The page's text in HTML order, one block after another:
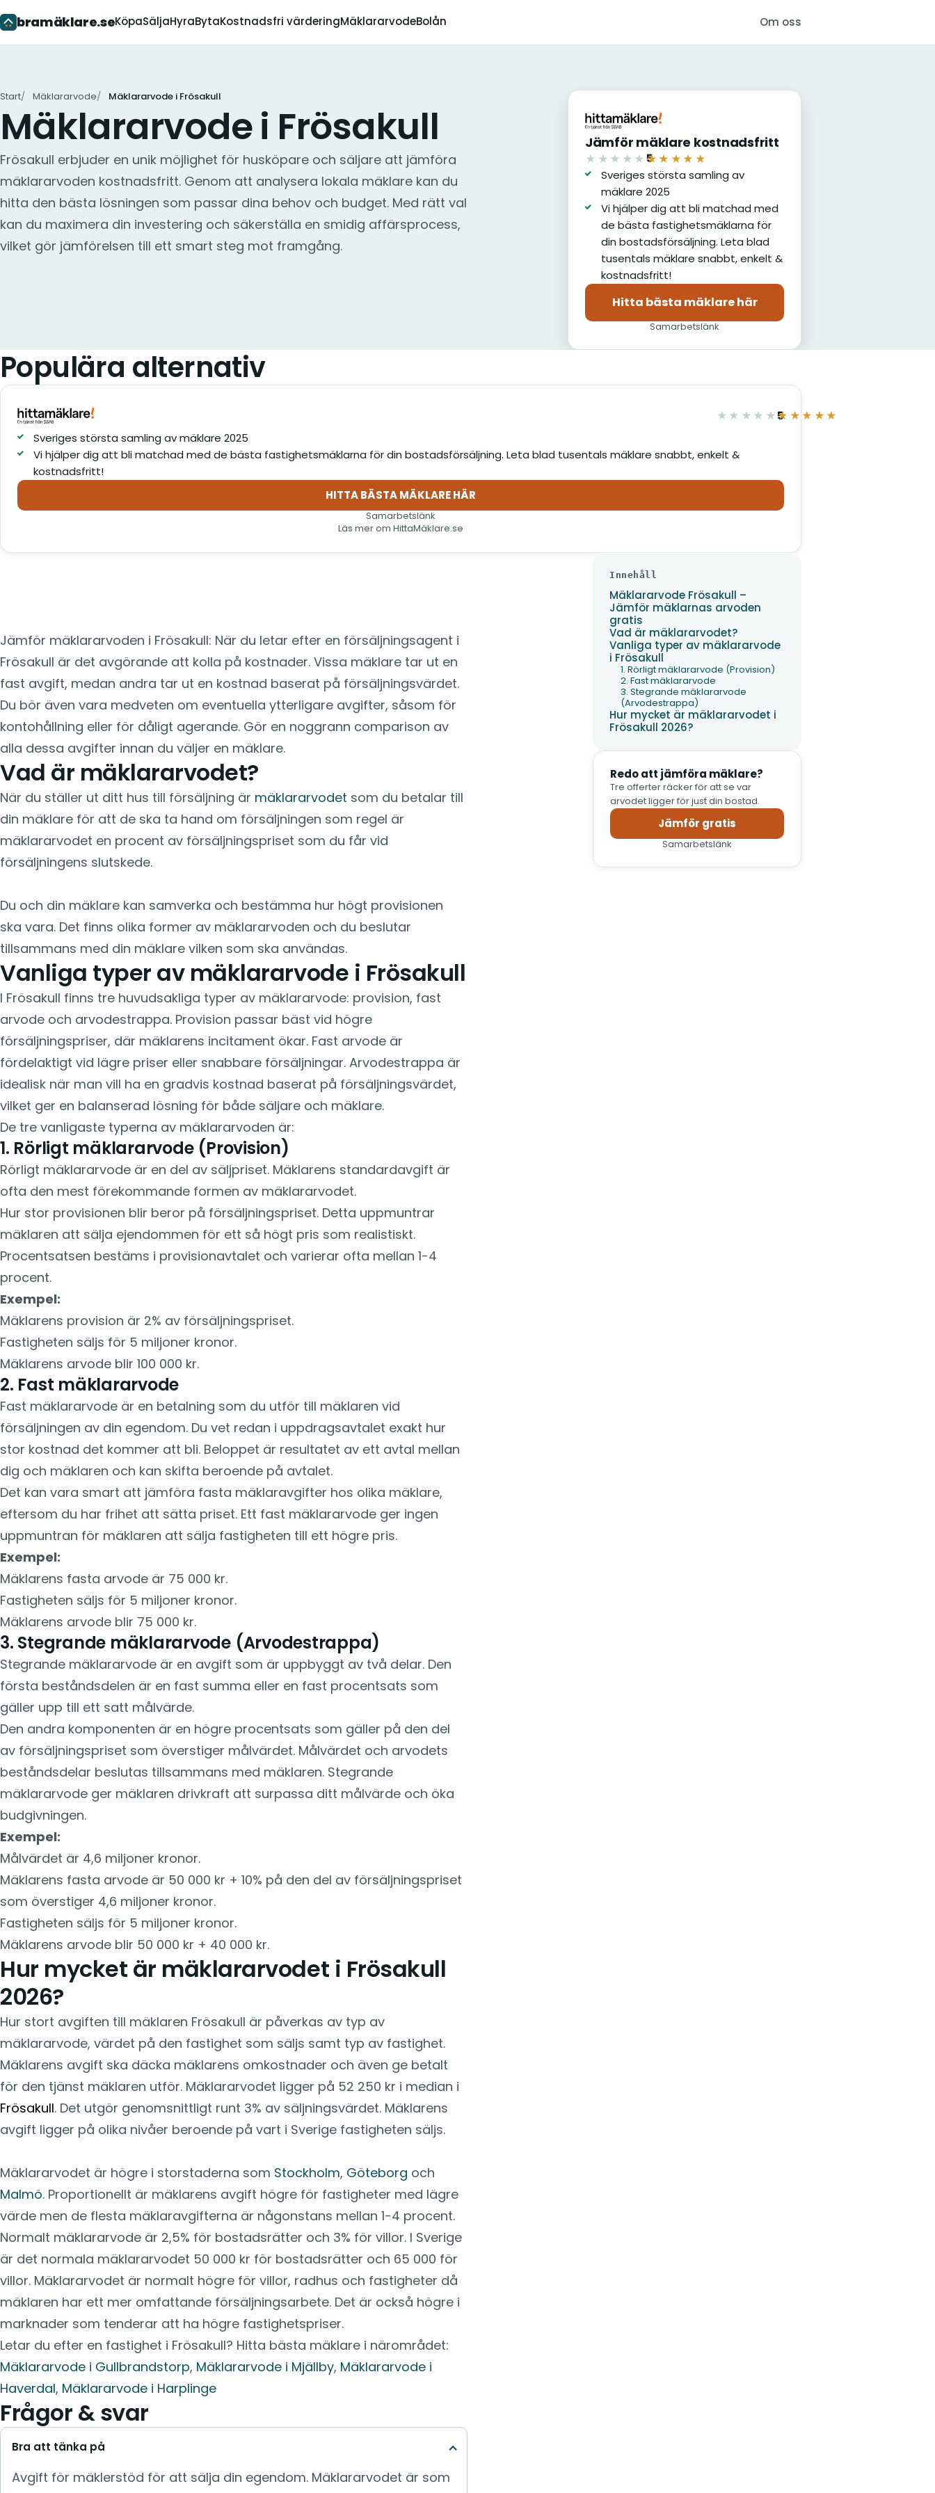
bramäklare.seKöpaSäljaHyraBytaKostnadsfri värderingMäklararvodeBolån Om oss
Start Mäklararvode Mäklararvode i Frösakull
Mäklararvode i Frösakull
Frösakull erbjuder en unik möjlighet för husköpare och säljare att jämföra
mäklararvoden kostnadsfritt. Genom att analysera lokala mäklare kan du
hitta den bästa lösningen som passar dina behov och budget. Med rätt val
kan du maximera din investering och säkerställa en smidig affärsprocess,
vilket gör jämförelsen till ett smart steg mot framgång.
Jämför mäklare kostnadsfritt
★★★★★ ★★★★★
5
av 5
Sveriges största samling av
mäklare 2025
Vi hjälper dig att bli matchad med
de bästa fastighetsmäklarna för
din bostadsförsäljning. Leta blad
tusentals mäklare snabbt, enkelt &
kostnadsfritt!
Hitta bästa mäklare här
(öppnas i nytt fönster)
Samarbetslänk
Populära alternativ
★★★★★★★★★★
5
av 5
Sveriges största samling av mäklare 2025
Vi hjälper dig att bli matchad med de bästa fastighetsmäklarna för din bostadsförsäljning. Leta blad tusentals mäklare snabbt, enkelt &
kostnadsfritt!
HITTA BÄSTA MÄKLARE HÄR
(öppnas i nytt fönster)
Samarbetslänk
Läs mer om HittaMäklare.se
Jämför mäklararvoden i Frösakull: När du letar efter en försäljningsagent i
Frösakull är det avgörande att kolla på kostnader. Vissa mäklare tar ut en
fast avgift, medan andra tar ut en kostnad baserat på försäljningsvärdet.
Du bör även vara medveten om eventuella ytterligare avgifter, såsom för
kontohållning eller för dåligt agerande. Gör en noggrann comparison av
alla dessa avgifter innan du väljer en mäklare.
Vad är mäklararvodet?
När du ställer ut ditt hus till försäljning är mäklararvodet som du betalar till
din mäklare för att de ska ta hand om försäljningen som regel är
mäklararvodet en procent av försäljningspriset som du får vid
försäljningens slutskede.
Du och din mäklare kan samverka och bestämma hur högt provisionen
ska vara. Det finns olika former av mäklararvoden och du beslutar
tillsammans med din mäklare vilken som ska användas.
Vanliga typer av mäklararvode i Frösakull
I Frösakull finns tre huvudsakliga typer av mäklararvode: provision, fast
arvode och arvodestrappa. Provision passar bäst vid högre
försäljningspriser, där mäklarens incitament ökar. Fast arvode är
fördelaktigt vid lägre priser eller snabbare försäljningar. Arvodestrappa är
idealisk när man vill ha en gradvis kostnad baserat på försäljningsvärdet,
vilket ger en balanserad lösning för både säljare och mäklare.
De tre vanligaste typerna av mäklararvoden är:
1. Rörligt mäklararvode (Provision)
Rörligt mäklararvode är en del av säljpriset. Mäklarens standardavgift är
ofta den mest förekommande formen av mäklararvodet.
Hur stor provisionen blir beror på försäljningspriset. Detta uppmuntrar
mäklaren att sälja ejendommen för ett så högt pris som realistiskt.
Procentsatsen bestäms i provisionavtalet och varierar ofta mellan 1-4
procent.
Exempel:
Mäklarens provision är 2% av försäljningspriset.
Fastigheten säljs för 5 miljoner kronor.
Mäklarens arvode blir 100 000 kr.
2. Fast mäklararvode
Fast mäklararvode är en betalning som du utför till mäklaren vid
försäljningen av din egendom. Du vet redan i uppdragsavtalet exakt hur
stor kostnad det kommer att bli. Beloppet är resultatet av ett avtal mellan
dig och mäklaren och kan skifta beroende på avtalet.
Det kan vara smart att jämföra fasta mäklaravgifter hos olika mäklare,
eftersom du har frihet att sätta priset. Ett fast mäklararvode ger ingen
uppmuntran för mäklaren att sälja fastigheten till ett högre pris.
Exempel:
Mäklarens fasta arvode är 75 000 kr.
Fastigheten säljs för 5 miljoner kronor.
Mäklarens arvode blir 75 000 kr.
3. Stegrande mäklararvode (Arvodestrappa)
Stegrande mäklararvode är en avgift som är uppbyggt av två delar. Den
första beståndsdelen är en fast summa eller en fast procentsats som
gäller upp till ett satt målvärde.
Den andra komponenten är en högre procentsats som gäller på den del
av försäljningspriset som överstiger målvärdet. Målvärdet och arvodets
beståndsdelar beslutas tillsammans med mäklaren. Stegrande
mäklararvode ger mäklaren drivkraft att surpassa ditt målvärde och öka
budgivningen.
Exempel:
Målvärdet är 4,6 miljoner kronor.
Mäklarens fasta arvode är 50 000 kr + 10% på den del av försäljningspriset
som överstiger 4,6 miljoner kronor.
Fastigheten säljs för 5 miljoner kronor.
Mäklarens arvode blir 50 000 kr + 40 000 kr.
Hur mycket är mäklararvodet i Frösakull
2026?
Hur stort avgiften till mäklaren Frösakull är påverkas av typ av
mäklararvode, värdet på den fastighet som säljs samt typ av fastighet.
Mäklarens avgift ska däcka mäklarens omkostnader och även ge betalt
för den tjänst mäklaren utför. Mäklararvodet ligger på 52 250 kr i median i
Frösakull. Det utgör genomsnittligt runt 3% av säljningsvärdet. Mäklarens
avgift ligger på olika nivåer beroende på vart i Sverige fastigheten säljs.
Mäklararvodet är högre i storstaderna som Stockholm, Göteborg och
Malmö. Proportionellt är mäklarens avgift högre för fastigheter med lägre
värde men de flesta mäklaravgifterna är någonstans mellan 1-4 procent.
Normalt mäklararvode är 2,5% för bostadsrätter och 3% för villor. I Sverige
är det normala mäklararvodet 50 000 kr för bostadsrätter och 65 000 för
villor. Mäklararvodet är normalt högre för villor, radhus och fastigheter då
mäklaren har ett mer omfattande försäljningsarbete. Det är också högre i
marknader som tenderar att ha högre fastighetspriser.
Letar du efter en fastighet i Frösakull? Hitta bästa mäklare i närområdet:
Mäklararvode i Gullbrandstorp, Mäklararvode i Mjällby, Mäklararvode i
Haverdal, Mäklararvode i Harplinge
Frågor & svar
Bra att tänka på
Avgift för mäklerstöd för att sälja din egendom. Mäklararvodet är som
Innehåll
Mäklararvode Frösakull –
Jämför mäklarnas arvoden
gratis
Vad är mäklararvodet?
Vanliga typer av mäklararvode
i Frösakull
1. Rörligt mäklararvode (Provision)
2. Fast mäklararvode
3. Stegrande mäklararvode
(Arvodestrappa)
Hur mycket är mäklararvodet i
Frösakull 2026?
Redo att jämföra mäklare?
Tre offerter räcker för att se var
arvodet ligger för just din bostad.
Jämför gratis
Samarbetslänk